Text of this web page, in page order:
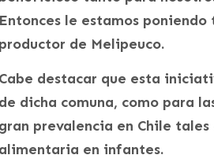
Entonces le estamos
productor de Melipeuco.
Cabe destacar que esta
de dicha comuna, como para
gran prevalencia en Chile
alimentaria en infantes.